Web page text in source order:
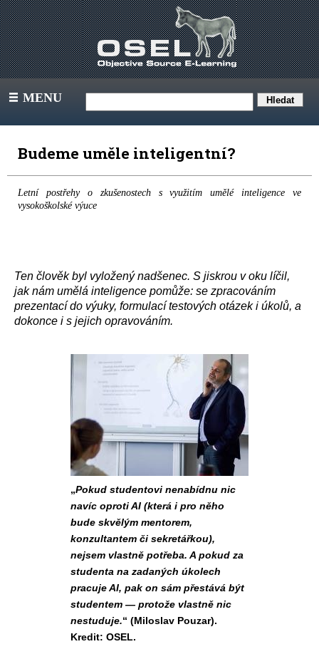
III MENU
Budeme uměle inteligentní?
Letní postřehy o zkušenostech s využitím umělé inteligence ve
vysokoškolské výuce
Ten člověk byl vyložený nadšenec. S jiskrou v oku líčil,
jak nám umělá inteligence pomůže: se zpracováním
prezentací do výuky, formulací testových otázek i úkolů, a
dokonce i s jejich opravováním.
„Pokud studentovi nenabídnu nic
navíc oproti AI (která i pro něho
bude skvělým mentorem,
konzultantem či sekretářkou),
nejsem vlastně potřeba. A pokud za
studenta na zadaných úkolech
pracuje AI, pak on sám přestává být
studentem — protože vlastně nic
nestuduje.“ (Miloslav Pouzar).
Kredit: OSEL.